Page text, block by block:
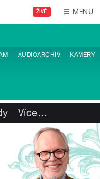
ŽIVĚ MENU
AUDIOARCHIV KAMERY
Více…